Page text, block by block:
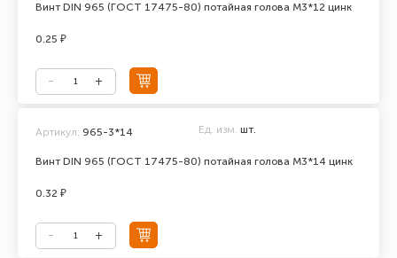
Винт DIN 965 (ГОСТ 17475-80) потайная голова М3*12 цинк
0.25 ₽
Винт DIN 965 (ГОСТ 17475-80) потайная голова М3*14 цинк
Артикул: 965-3*14 Ед. изм. шт.
0.32 ₽